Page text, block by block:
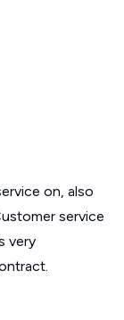
on, also
service
very